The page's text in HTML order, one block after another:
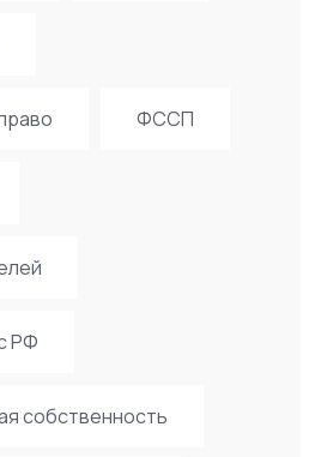
ФССП
РФ
собственность